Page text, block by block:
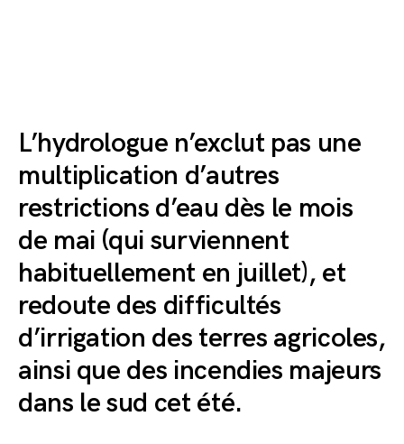
L’hydrologue n’exclut pas une
multiplication d’autres
restrictions d’eau dès le mois
de mai (qui surviennent
habituellement en juillet), et
redoute des difficultés
d’irrigation des terres agricoles,
ainsi que des incendies majeurs
dans le sud cet été.